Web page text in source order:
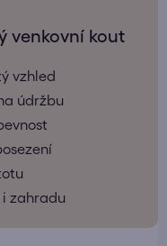
venkovní kout
vzhled
údržbu
zahradu